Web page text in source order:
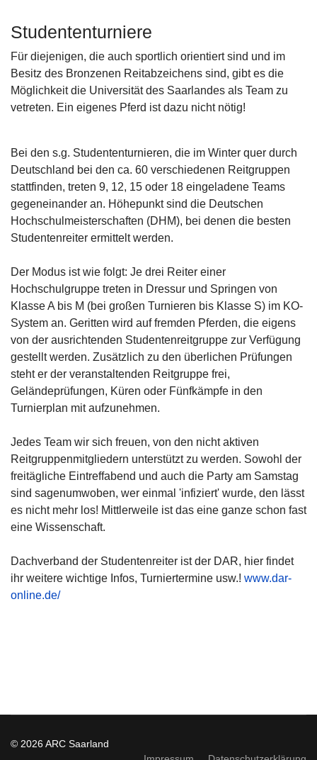
Studententurniere
Für diejenigen, die auch sportlich orientiert sind und im
Besitz des Bronzenen Reitabzeichens sind, gibt es die
Möglichkeit die Universität des Saarlandes als Team zu
vetreten. Ein eigenes Pferd ist dazu nicht nötig!
Bei den s.g. Studententurnieren, die im Winter quer durch
Deutschland bei den ca. 60 verschiedenen Reitgruppen
stattfinden, treten 9, 12, 15 oder 18 eingeladene Teams
gegeneinander an. Höhepunkt sind die Deutschen
Hochschulmeisterschaften (DHM), bei denen die besten
Studentenreiter ermittelt werden.
Der Modus ist wie folgt: Je drei Reiter einer
Hochschulgruppe treten in Dressur und Springen von
Klasse A bis M (bei großen Turnieren bis Klasse S) im KO-
System an. Geritten wird auf fremden Pferden, die eigens
von der ausrichtenden Studentenreitgruppe zur Verfügung
gestellt werden. Zusätzlich zu den überlichen Prüfungen
steht er der veranstaltenden Reitgruppe frei,
Geländeprüfungen, Küren oder Fünfkämpfe in den
Turnierplan mit aufzunehmen.
Jedes Team wir sich freuen, von den nicht aktiven
Reitgruppenmitgliedern unterstützt zu werden. Sowohl der
freitägliche Eintreffabend und auch die Party am Samstag
sind sagenumwoben, wer einmal 'infiziert' wurde, den lässt
es nicht mehr los! Mittlerweile ist das eine ganze schon fast
eine Wissenschaft.
Dachverband der Studentenreiter ist der DAR, hier findet
ihr weitere wichtige Infos, Turniertermine usw.! www.dar-
online.de/
© 2026 ARC Saarland